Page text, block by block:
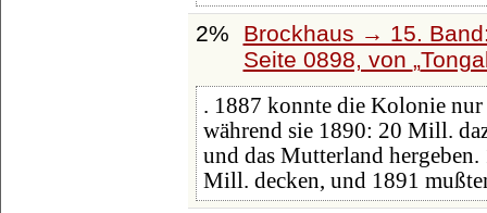
2%
Brockhaus → 15.
Seite 0898, von
. 1887 konnte die Kolonie
während sie 1890: 20 Mill.
und das Mutterland
Mill. decken, und 1891